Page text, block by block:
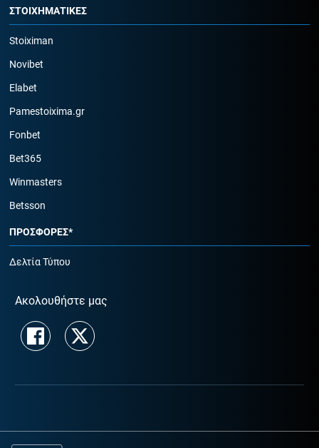
ΣΤΟΙΧΗΜΑΤΙΚΕΣ
Stoiximan
Novibet
Elabet
Pamestoixima.gr
Fonbet
Bet365
Winmasters
Betsson
ΠΡΟΣΦΟΡΕΣ*
Δελτία Τύπου
Ακολουθήστε μας